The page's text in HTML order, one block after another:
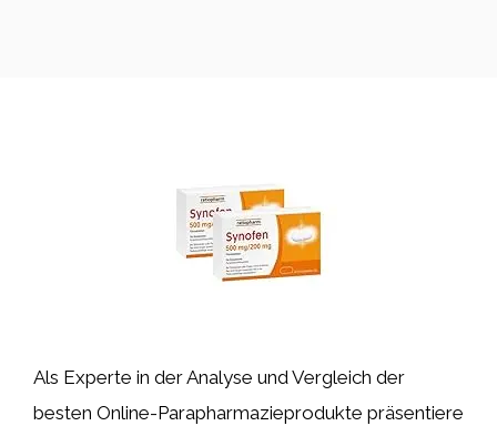
Als Experte in der Analyse und Vergleich der
besten Online-Parapharmazieprodukte präsentiere